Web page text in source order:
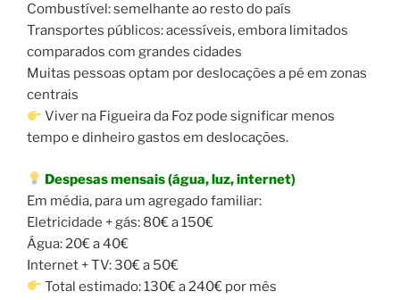
Combustível: semelhante ao resto do país
Transportes públicos: acessíveis, embora limitados
comparados com grandes cidades
Muitas pessoas optam por deslocações a pé em zonas
centrais
Viver na Figueira da Foz pode significar menos
tempo e dinheiro gastos em deslocações.
Despesas mensais (água, luz, internet)
Em média, para um agregado familiar:
Eletricidade + gás: 80€ a 150€
Água: 20€ a 40€
Internet + TV: 30€ a 50€
Total estimado: 130€ a 240€ por mês